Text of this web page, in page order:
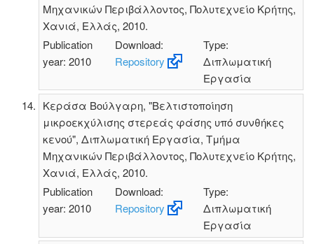
Μηχανικών Περιβάλλοντος, Πολυτεχνείο Κρήτης,
Χανιά, Ελλάς, 2010.
Publication
year: 2010
Download:
Repository
Type:
Διπλωματική
Εργασία
Κεράσα Βούλγαρη, "Βελτιστοποίηση
μικροεκχύλισης στερεάς φάσης υπό συνθήκες
κενού", Διπλωματική Εργασία, Τμήμα
Μηχανικών Περιβάλλοντος, Πολυτεχνείο Κρήτης,
Χανιά, Ελλάς, 2010.
Publication
year: 2010
Download:
Repository
Type:
Διπλωματική
Εργασία